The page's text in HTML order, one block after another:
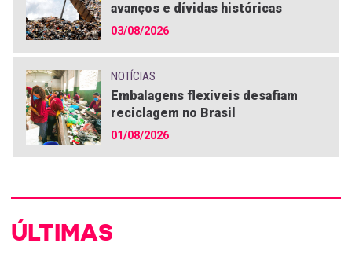
avanços e dívidas históricas
03/08/2026
NOTÍCIAS
Embalagens flexíveis desafiam
reciclagem no Brasil
01/08/2026
ÚLTIMAS